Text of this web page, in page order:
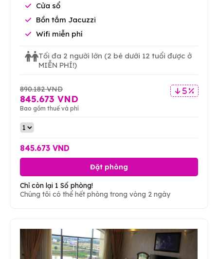
Cửa sổ
Bồn tắm Jacuzzi
Wifi miễn phí
Tối đa 2 người lớn (2 bé dưới 12 tuổi được ở
MIỄN PHÍ!)
5 %
890.182 VND
845.673 VND
Bao gồm thuế và phí
845.673 VND
Đặt phòng
Chỉ còn lại 1 Số phòng!
Chúng tôi có thể hết phòng trong vòng 2 ngày